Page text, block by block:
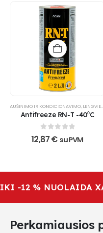
AUŠINIMO IR KONDICIONAVIMO, LENGVIESIEMS AUTOMOBILIAMS
Antifreeze RN-T -40⁰C
0out of 5
12,87€ su PVM
IKI -12 % NUOLAIDA
Perkamiausios